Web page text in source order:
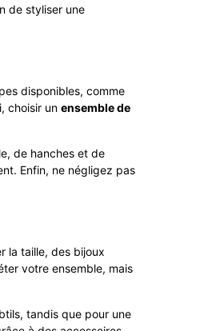
de styliser une
disponibles, comme
choisir un ensemble de
de hanches et de
Enfin, ne négligez pas
la taille, des bijoux
votre ensemble, mais
tandis que pour une